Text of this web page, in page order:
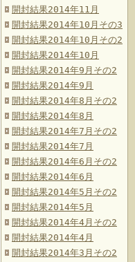
開封結果2014年11月
開封結果2014年10月その3
開封結果2014年10月その2
開封結果2014年10月
開封結果2014年9月その2
開封結果2014年9月
開封結果2014年8月その2
開封結果2014年8月
開封結果2014年7月その2
開封結果2014年7月
開封結果2014年6月その2
開封結果2014年6月
開封結果2014年5月その2
開封結果2014年5月
開封結果2014年4月その2
開封結果2014年4月
開封結果2014年3月その2